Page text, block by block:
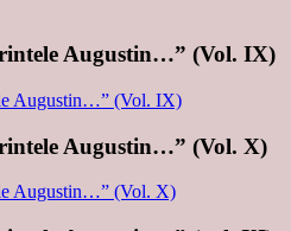
Augustin…” (Vol. IX)
Augustin…” (Vol. X)